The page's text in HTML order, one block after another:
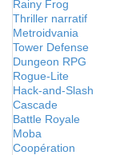
Rainy Frog
Thriller narratif
Metroidvania
Tower Defense
Dungeon RPG
Rogue-Lite
Hack-and-Slash
Cascade
Battle Royale
Moba
Coopération